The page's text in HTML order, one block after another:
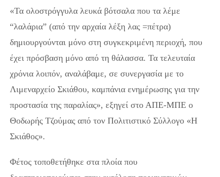
«Τα ολοστρόγγυλα λευκά βότσαλα που τα λέμε
“λαλάρια” (από την αρχαία λέξη λας =πέτρα)
δημιουργούνται μόνο στη συγκεκριμένη περιοχή, που
έχει πρόσβαση μόνο από τη θάλασσα. Τα τελευταία
χρόνια λοιπόν, αναλάβαμε, σε συνεργασία με το
Λιμεναρχείο Σκιάθου, καμπάνια ενημέρωσης για την
προστασία της παραλίας», εξηγεί στο ΑΠΕ-ΜΠΕ ο
Θοδωρής Τζούμας από τον Πολιτιστικό Σύλλογο «Η
Σκιάθος».
Φέτος τοποθετήθηκε στα πλοία που